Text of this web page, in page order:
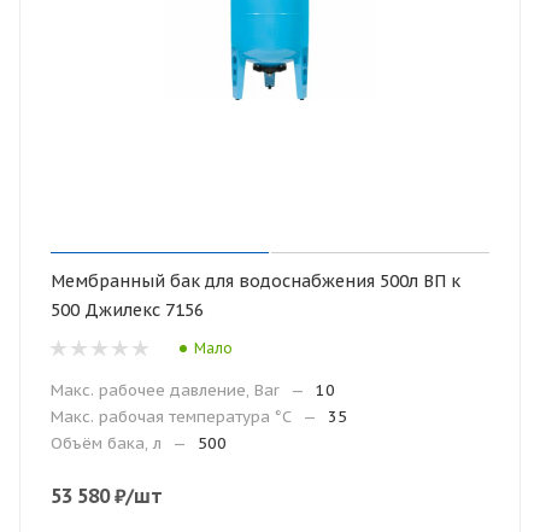
Мембранный бак для водоснабжения 500л ВП к
500 Джилекс 7156
Мало
Макс. рабочее давление, Bar —
10
Макc. рабочая температура °С
—
35
Объём бака, л
— 500
53 580₽/шт